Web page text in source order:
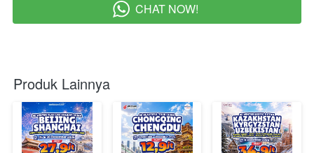
` CHAT NOW!
Produk Lainnya